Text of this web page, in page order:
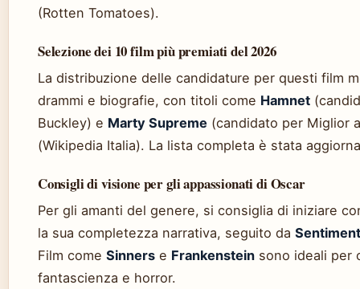
(Rotten Tomatoes).
Selezione dei 10 film più premiati del 2026
La distribuzione delle candidature per questi film
drammi e biografie, con titoli come Hamnet
Buckley) e Marty Supreme (candidato per Miglior
(Wikipedia Italia). La lista completa è stata
Consigli di visione per gli appassionati di Oscar
Per gli amanti del genere, si consiglia di iniziare
la sua completezza narrativa, seguito da
Film come Sinners e Frankenstein sono ideali per
fantascienza e horror.